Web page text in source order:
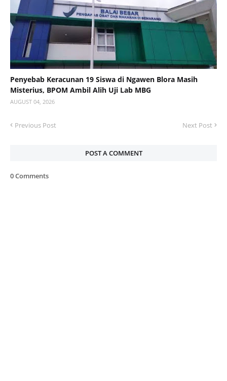
Penyebab Keracunan 19 Siswa di Ngawen Blora Masih
Misterius, BPOM Ambil Alih Uji Lab MBG
AUGUST 04, 2026
Previous Post Next Post
POST A COMMENT
0 Comments